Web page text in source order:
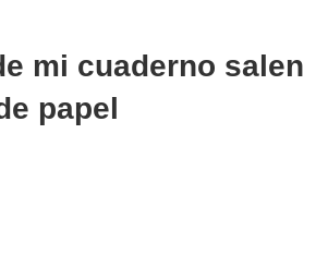
mi cuaderno salen
papel